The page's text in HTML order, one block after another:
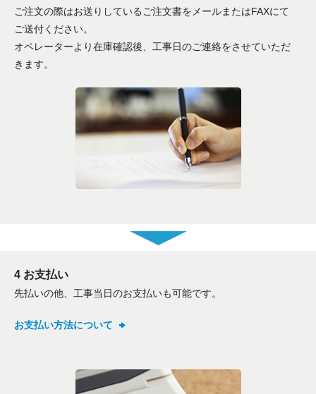
ご注文の際はお送りしているご注文書をメールまたはFAXにて
ご送付ください。
オペレーターより在庫確認後、工事日のご連絡をさせていただ
きます。
4 お支払い
先払いの他、工事当日のお支払いも可能です。
お支払い方法について
折り返しのご連絡
(ご選択ください)
お電話
メール